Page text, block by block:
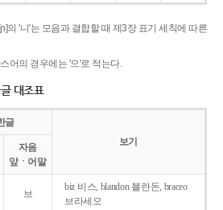
의 '니'는 모음과 결합할 때 제3장 표기 세칙에 따른
어의 경우에는 '으'로 적는다.
대조표
글
보기
자음
앞ㆍ어말
브
biz 비스, blandon 블란돈, braceo
브라세오